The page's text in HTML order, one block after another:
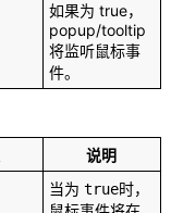
如果为 true，
popup/tooltip
将监听鼠标事
件。
说明
当为 true时，